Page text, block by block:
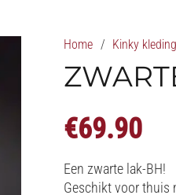
Home / Kinky kleding
€69.90
Een zwarte lak-BH!
Geschikt voor thuis